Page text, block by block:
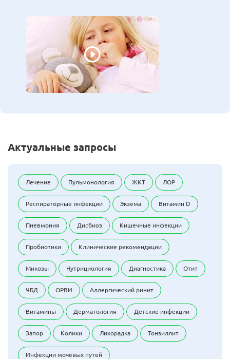
Актуальные запросы
Лечение Пульмонология ЖКТ ЛОР
Респираторные инфекции Экзема Витамин D
Пневмония Дисбиоз Кишечные инфекции
Пробиотики Клинические рекомендации
Микозы Нутрициология Диагностика Отит
ЧБД ОРВИ Аллергический ринит
Витамины Дерматология Детские инфекции
Запор Колики Лихорадка Тонзиллит
Инфекции мочевых путей